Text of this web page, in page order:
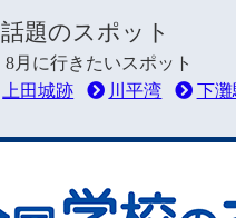
話題のスポット
8月に行きたいスポット
上田城跡
川平湾 下灘